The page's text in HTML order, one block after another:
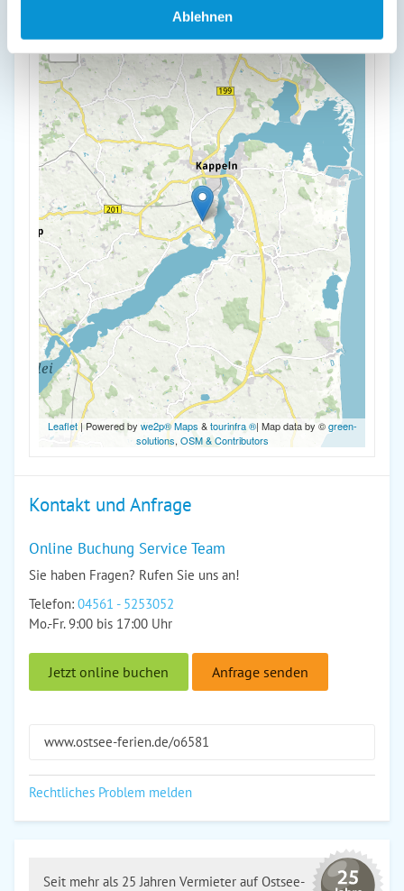
Ablehnen
-
Leaflet| Powered by we2p® Maps &tourinfra ®| Map data by ©green-
solutions, OSM & Contributors
Kontakt und Anfrage
Online Buchung Service Team
Sie haben Fragen? Rufen Sie uns an!
Telefon: 04561 - 5253052
Mo.-Fr. 9:00 bis 17:00 Uhr
Jetzt online buchen Anfrage senden
www.ostsee-ferien.de/o6581
Rechtliches Problem melden
Seit mehr als 25 Jahren Vermieter auf Ostsee-